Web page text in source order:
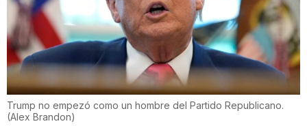
Trump no empezó como un hombre del Partido Republicano.
(Alex Brandon)